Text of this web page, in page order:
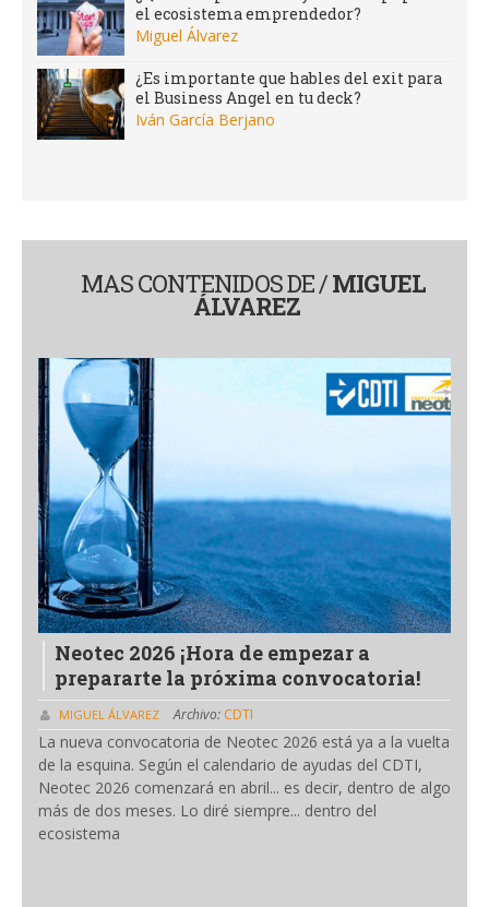
el ecosistema emprendedor?
Miguel Álvarez
¿Es importante que hables del exit para
el Business Angel en tu deck?
Iván García Berjano
MAS CONTENIDOS DE /MIGUEL
ÁLVAREZ
Neotec 2026 ¡Hora de empezar a
prepararte la próxima convocatoria!
MIGUEL ÁLVAREZ Archivo: CDTI
La nueva convocatoria de Neotec 2026 está ya a la vuelta
de la esquina. Según el calendario de ayudas del CDTI,
Neotec 2026 comenzará en abril... es decir, dentro de algo
más de dos meses. Lo diré siempre... dentro del
ecosistema